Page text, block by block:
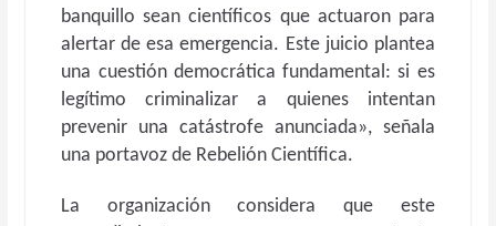
banquillo sean científicos que actuaron para
alertar de esa emergencia. Este juicio plantea
una cuestión democrática fundamental: si es
legítimo criminalizar a quienes intentan
prevenir una catástrofe anunciada», señala
una portavoz de Rebelión Científica.
La organización considera que este